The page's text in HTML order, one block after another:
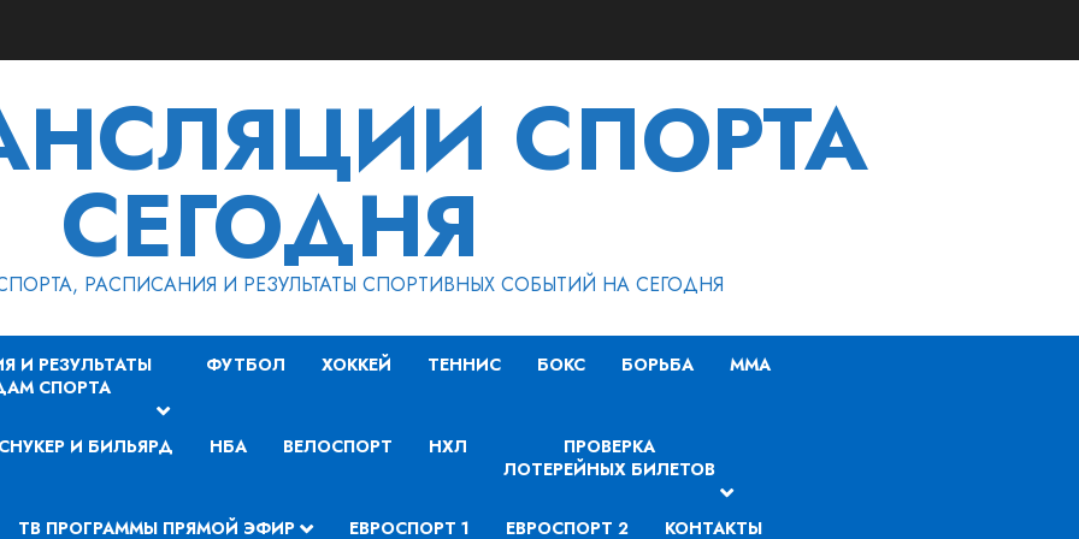
СПОРТА
СЕГОДНЯ
РАСПИСАНИЯ И РЕЗУЛЬТАТЫ СПОРТИВНЫХ СОБЫТИЙ НА СЕГОДНЯ
И РЕЗУЛЬТАТЫ
СПОРТА
ФУТБОЛ ХОККЕЙ ТЕННИС БОКС БОРЬБА MMA
СНУКЕР И БИЛЬЯРД НБА ВЕЛОСПОРТ НХЛ
ПРОВЕРКА
ЛОТЕРЕЙНЫХ БИЛЕТОВ
ТВ ПРОГРАММЫ ПРЯМОЙ ЭФИР ЕВРОСПОРТ 1 ЕВРОСПОРТ 2 КОНТАКТЫ